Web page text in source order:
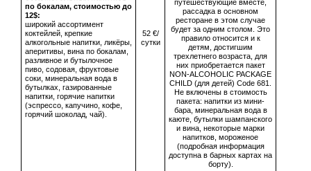
по бокалам, стоимостью до
12$:
широкий ассортимент
коктейлей, крепкие
алкогольные напитки, ликёры,
аперитивы, вина по бокалам,
разливное и бутылочное
пиво, содовая, фруктовые
соки, минеральная вода в
бутылках, газированные
напитки, горячие напитки
(эспрессо, капучино, кофе,
горячий шоколад, чай).
52 €/
сутки
путешествующие вместе,
рассадка в основном
ресторане в этом случае
будет за одним столом. Это
правило относится и к
детям, достигшим
трехлетнего возраста, для
них приобретается пакет
NON-ALCOHOLIC PACKAGE
CHILD (для детей) Code 681.
Не включены в стоимость
пакета: напитки из мини-
бара, минеральная вода в
каюте, бутылки шампанского
и вина, некоторые марки
напитков, мороженое
(подробная информация
доступна в барных картах на
борту).